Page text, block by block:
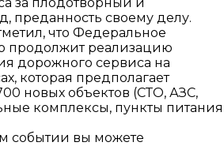
преданность своему делу.
что Федеральное
продолжит реализацию
дорожного сервиса на
которая предполагает
новых объектов (СТО, АЗС,
комплексы, пункты питания
событии вы можете